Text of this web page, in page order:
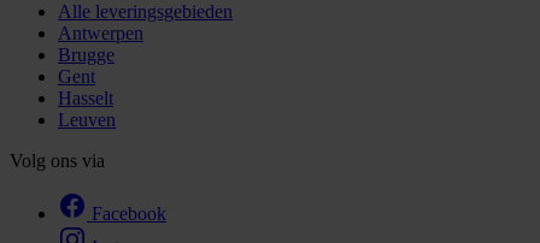
Alle leveringsgebieden
Antwerpen
Brugge
Gent
Hasselt
Leuven
Volg ons via
Facebook